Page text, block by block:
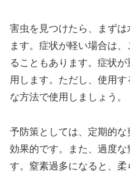
害虫を見つけたら、まず
ます。症状が軽い場合は
ることもあります。症状
用します。ただし、使用
な方法で使用しましょう。
予防策としては、定期的
効果的です。また、過度
す。窒素過多になると、